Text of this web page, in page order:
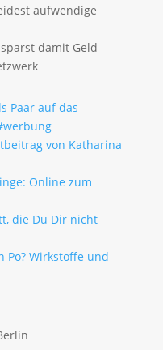
aufwendige
damit Geld
Paar auf das
von Katharina
Online zum
die Du Dir nicht
Po? Wirkstoffe und